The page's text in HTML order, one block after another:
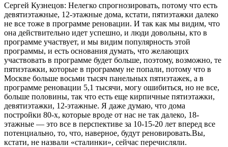
Сергей Кузнецов: Нелегко спрогнозировать, потому что есть
девятиэтажные, 12-этажные дома, кстати, пятиэтажки далеко
не все тоже в программе реновации. И так как мы видим, что
она действительно идет успешно, и люди довольны, кто в
программе участвует, и мы видим популярность этой
программы, и есть основания думать, что желающих
участвовать в программе будет больше, поэтому, возможно, те
пятиэтажки, которые в программу не попали, потому что в
Москве больше восьми тысяч панельных пятиэтажек, а в
программе реновации 5,1 тысячи, могу ошибиться, но не все,
больше половины, так что есть еще кирпичные пятиэтажки,
девятиэтажки, 12-этажные. Я даже думаю, что дома
постройки 80-х, которые вроде от нас не так далеко, 18-
этажные — это все в перспективе за 10-15-20 лет вперед все
потенциально, то, что, наверное, будут реновировать.Вы,
кстати, не назвали «сталинки», сейчас перечисляли.